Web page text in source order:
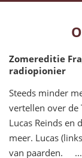
Zomereditie
radiopionier
Steeds minder
vertellen over de
Lucas Reinds en
meer. Lucas
van paarden.